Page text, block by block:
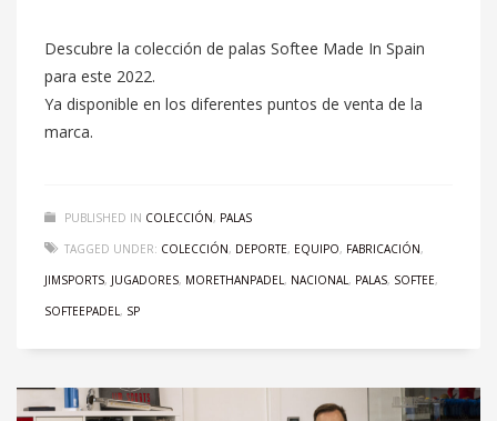
Descubre la colección de palas Softee Made In Spain
para este 2022.
Ya disponible en los diferentes puntos de venta de la
marca.
PUBLISHED IN COLECCIÓN, PALAS
TAGGED UNDER: COLECCIÓN, DEPORTE, EQUIPO, FABRICACIÓN,
JIMSPORTS, JUGADORES, MORETHANPADEL, NACIONAL, PALAS, SOFTEE,
SOFTEEPADEL, SP